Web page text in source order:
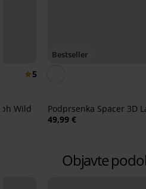
5
Wild
Bestseller
Podprsenka Spacer 3D
49,99 €
Objavte